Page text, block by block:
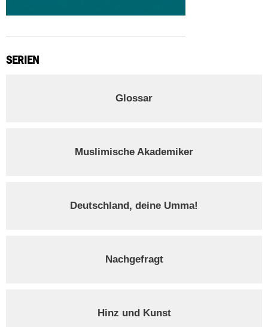
SERIEN
Glossar
Muslimische Akademiker
Deutschland, deine Umma!
Nachgefragt
Hinz und Kunst